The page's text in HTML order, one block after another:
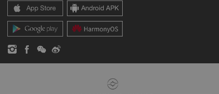
レジデンス
お問い合わせ
ニュース